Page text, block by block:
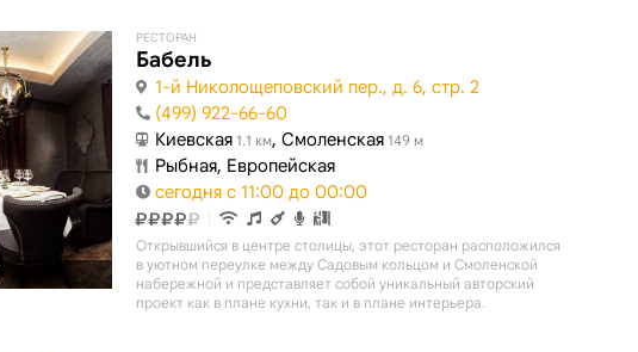
РЕСТОРАН
Бабель
1-й Николощеповский пер., д. 6, стр. 2
(499) 922-66-60
Киевская 1.1 км, Смоленская 149 м
Рыбная, Европейская
сегодня с 11:00 до 00:00
Открывшийся в центре столицы, этот ресторан расположился
в уютном переулке между Садовым кольцом и Смоленской
набережной и представляет собой уникальный авторский
проект как в плане кухни, так и в плане интерьера.